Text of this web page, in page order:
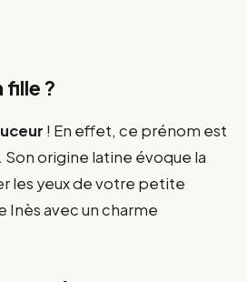
fille ?
! En effet, ce prénom est
Son origine latine évoque la
les yeux de votre petite
Inès avec un charme